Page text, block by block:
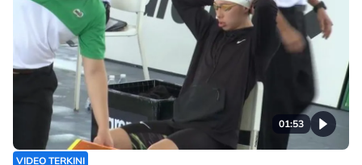
01:53
VIDEO TERKINI